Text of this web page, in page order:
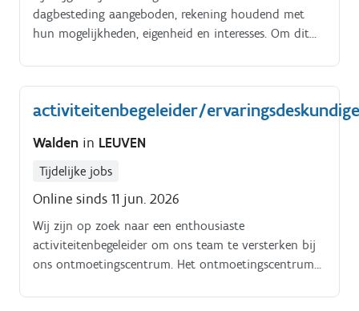
dagbesteding aangeboden, rekening houdend met
hun mogelijkheden, eigenheid en interesses. Om dit
lange duur Wie ben jij?.
activiteitenbegeleider/ervaringsdeskundige
Walden in LEUVEN
Tijdelijke jobs
Online sinds 11 jun. 2026
Wij zijn op zoek naar een enthousiaste
activiteitenbegeleider om ons team te versterken bij
ons ontmoetingscentrum. Het ontmoetingscentrum
ontspannen, mekaar kunnen ontmoeten in een